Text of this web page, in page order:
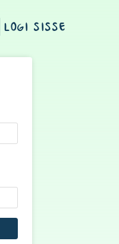
LOGI SISSE